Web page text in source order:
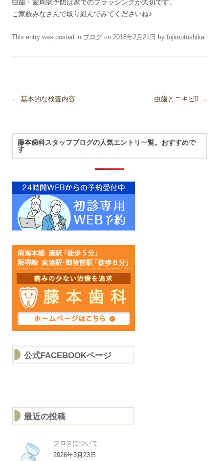
虫歯・歯周病予防は家でのブラッシングが大切です。
ご家族みなさんで取り組んでみてくださいね♪
This entry was posted in ブログ on 2018年2月21日 by fujimotoshika
Post navigation
← 基本的な検査内容 虫歯とニキビ⁉ →
藤本歯科スタッフブログの人気エントリ一覧。おすすめで
す
公式FACEBOOKページ
最近の投稿
フロスについて
2026年3月23日